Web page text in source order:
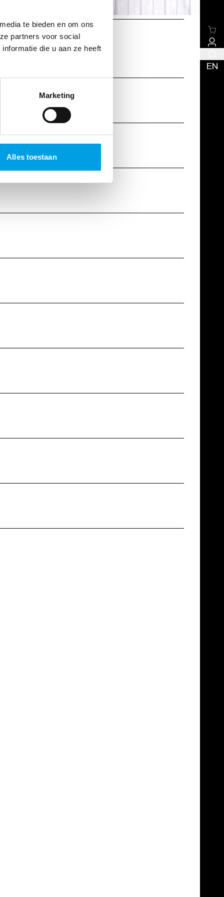
te bieden en om ons
partners voor social
die u aan ze heeft
Marketing
Alles toestaan
EN